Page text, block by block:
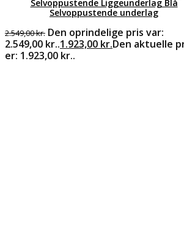
Selvoppustende Liggeunderlag Blå
Selvoppustende underlag
2.549,00kr. Den oprindelige pris var:
2.549,00 kr..1.923,00 kr.Den aktuelle
er: 1.923,00 kr..